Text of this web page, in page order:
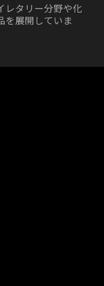
レタリー分野や化
を展開していま